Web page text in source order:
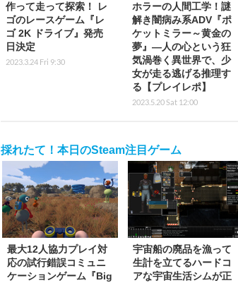
作って走って探索！ レ
ゴのレースゲーム『レ
ゴ 2K ドライブ』発売
日決定
2023.3.24 Fri 9:30
ホラーの人間工学！謎
解き闇病み系ADV『ポ
ケットミラー～黄金の
夢』―人の心という狂
気渦巻く異世界で、少
女が走る逃げる推理す
る【プレイレポ】
2023.5.20 Sat 12:00
採れたて！本日のSteam注目ゲーム
最大12人協力プレイ対
応の試行錯誤コミュニ
ケーションゲーム『Big
宇宙船の廃品を漁って
生計を立てるハードコ
アな宇宙生活シムが正